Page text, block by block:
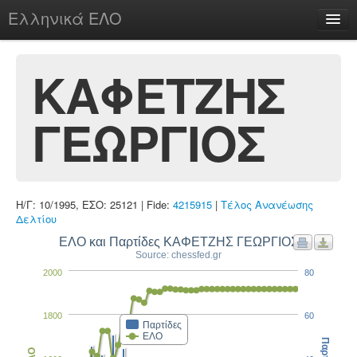
Ελληνικά ΕΛΟ
chesstu.be @ discord
Login
ΚΑΦΕΤΖΗΣ
ΓΕΩΡΓΙΟΣ
Η/Γ: 10/1995, ΕΣΟ: 25121 | Fide: 4215915 | Τέλος Ανανέωσης
Δελτίου
ΕΛΟ και Παρτίδες ΚΑΦΕΤΖΗΣ ΓΕΩΡΓΙΟΣ
Source: chessfed.gr
Παρτίδες
ΕΛΟ
1800
2000
60
80